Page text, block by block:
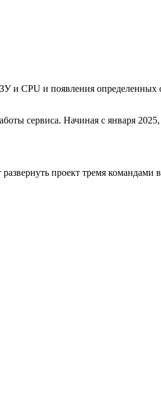
и CPU и появления определенных
сервиса. Начиная с января
проект тремя командами